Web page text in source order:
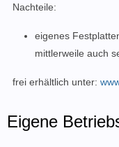
Nachteile:
eigenes
mittlerweile auch
frei erhältlich unter:
Eigene